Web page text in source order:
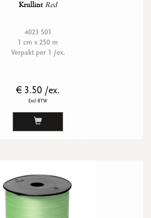
Krullint Red
4023 501
1 cm x 250 m
Verpakt per 1 /ex.
€ 3.50 /ex.
Excl BTW